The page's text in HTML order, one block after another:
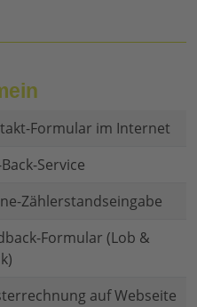
Formular im Internet
Service
Zählerstandseingabe
Formular (Lob &
auf Webseite